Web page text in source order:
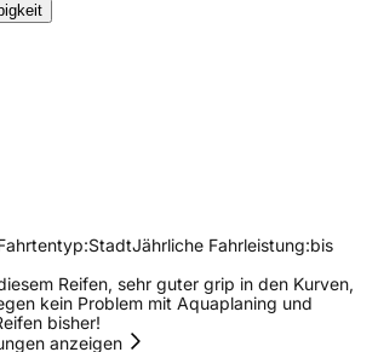
StadtJährliche Fahrleistung:bis
Reifen, sehr guter grip in den Kurven,
kein Problem mit Aquaplaning und
bisher!
anzeigen